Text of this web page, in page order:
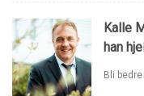
Kalle
han
Bli